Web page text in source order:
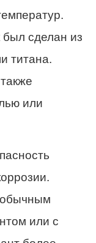
сделан из
титана.
или
или с